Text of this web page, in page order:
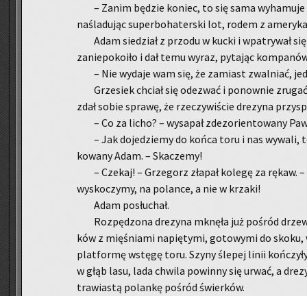
– Zanim bę­dzie ko­niec, to się sama wy­ha­mu­je
na­śla­du­jąc su­per­bo­ha­ter­ski lot, rodem z
Adam sie­dział z przo­du w kucki i wpa­try­wał
za­nie­po­ko­iło i dał temu wyraz, py­ta­jąc
– Nie wy­da­je wam się, że za­miast zwal­niać,
Grze­siek chciał się ode­zwać i po­now­nie
zdał sobie spra­wę, że rze­czy­wi­ście dre­zy­na
– Co za licho? – wy­sa­pał zdez­o­rien­to­wa­ny
– Jak do­je­dzie­my do końca toru i nas
ko­wa­ny Adam. – Ska­cze­my!
– Cze­kaj! – Grze­gorz zła­pał ko­le­gę za
wy­sko­czy­my, na po­lan­ce, a nie w krza­ki!
Adam po­słu­chał.
Roz­pę­dzo­na dre­zy­na mknę­ła już po­śród
ków z mię­śnia­mi na­pię­ty­mi, go­to­wy­mi do skoku,
plat­for­mę wstę­gę toru. Szyny śle­pej linii
w głąb lasu, lada chwi­la po­win­ny się urwać, a
tra­wia­stą po­lan­kę po­śród świer­ków.